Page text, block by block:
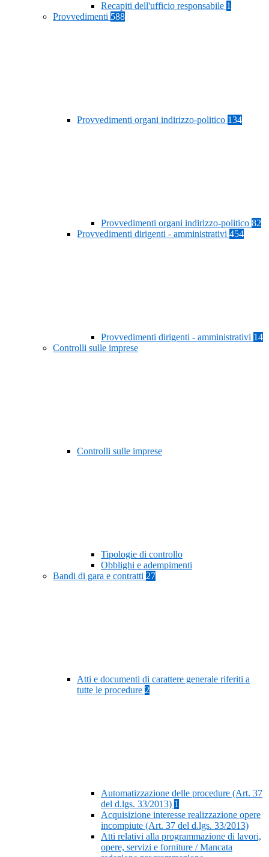
Recapiti dell'ufficio responsabile 1
Provvedimenti 588
Provvedimenti organi indirizzo-politico 134
Provvedimenti organi indirizzo-politico 82
Provvedimenti dirigenti - amministrativi 454
Provvedimenti dirigenti - amministrativi 14
Controlli sulle imprese
Controlli sulle imprese
Tipologie di controllo
Obblighi e adempimenti
Bandi di gara e contratti 27
Atti e documenti di carattere generale riferiti a
tutte le procedure 2
Automatizzazione delle procedure (Art. 37
del d.lgs. 33/2013) 1
Acquisizione interesse realizzazione opere
incompiute (Art. 37 del d.lgs. 33/2013)
Atti relativi alla programmazione di lavori,
opere, servizi e forniture / Mancata